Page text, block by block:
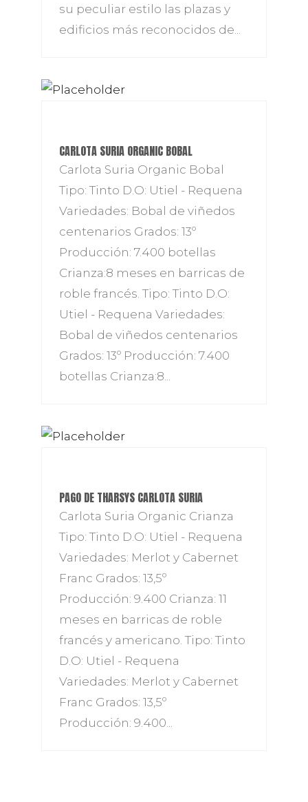
su peculiar estilo las plazas y
edificios más reconocidos de...
CARLOTA SURIA ORGANIC BOBAL
Carlota Suria Organic Bobal
Tipo: Tinto D.O: Utiel - Requena
Variedades: Bobal de viñedos
centenarios Grados: 13º
Producción: 7.400 botellas
Crianza:8 meses en barricas de
roble francés. Tipo: Tinto D.O:
Utiel - Requena Variedades:
Bobal de viñedos centenarios
Grados: 13º Producción: 7.400
botellas Crianza:8...
PAGO DE THARSYS CARLOTA SURIA
Carlota Suria Organic Crianza
Tipo: Tinto D.O: Utiel - Requena
Variedades: Merlot y Cabernet
Franc Grados: 13,5º
Producción: 9.400 Crianza: 11
meses en barricas de roble
francés y americano. Tipo: Tinto
D.O: Utiel - Requena
Variedades: Merlot y Cabernet
Franc Grados: 13,5º
Producción: 9.400...